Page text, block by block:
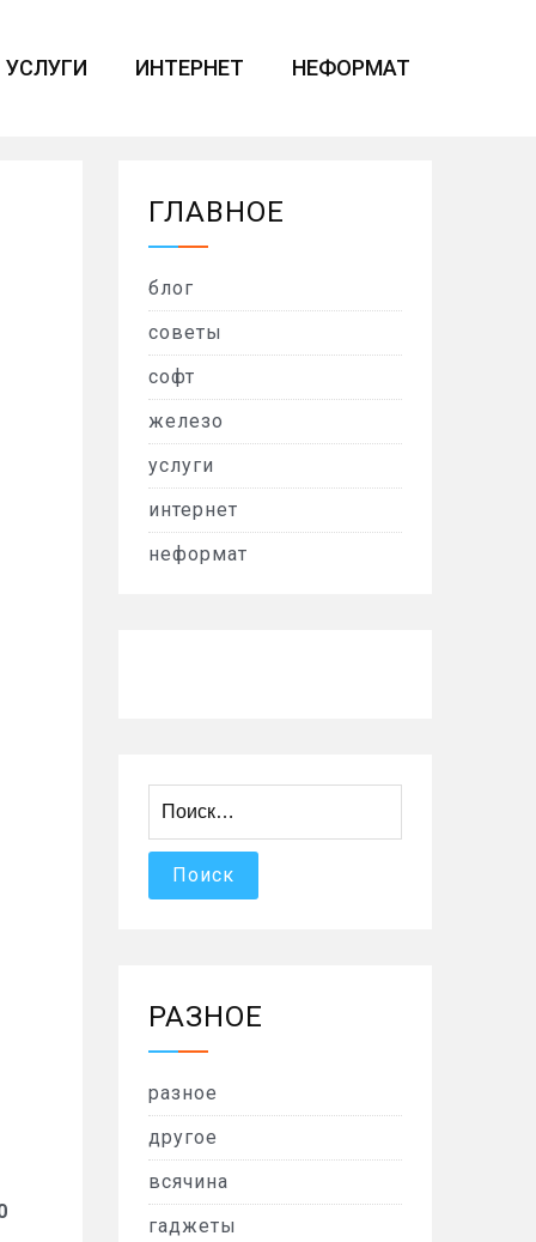
УСЛУГИ ИНТЕРНЕТ НЕФОРМАТ
ГЛАВНОЕ
блог
советы
софт
железо
услуги
интернет
неформат
РАЗНОЕ
разное
другое
всячина
гаджеты